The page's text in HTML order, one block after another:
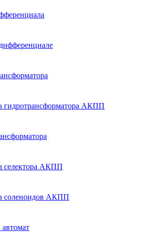
гидротрансформатора АКПП
селектора АКПП
соленоидов АКПП